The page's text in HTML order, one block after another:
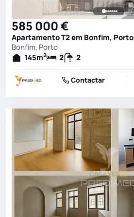
585 000 €
Apartamento T2 em Bonfim, Porto
Bonfim, Porto
145m2 2 2
Contactar